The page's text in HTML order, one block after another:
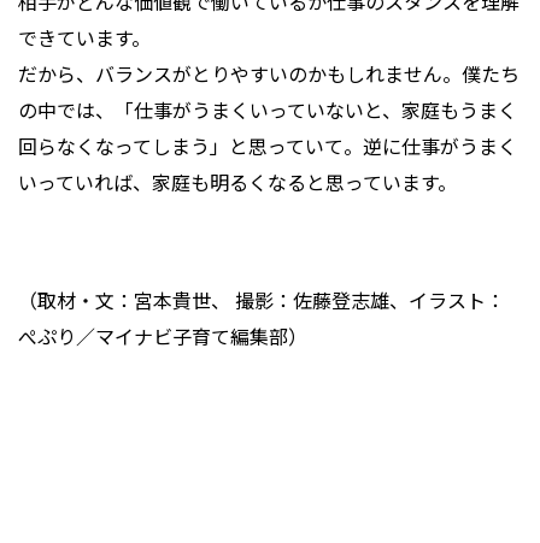
できています。
だから、バランスがとりやすいのかもしれません。僕たち
の中では、「仕事がうまくいっていないと、家庭もうまく
回らなくなってしまう」と思っていて。逆に仕事がうまく
いっていれば、家庭も明るくなると思っています。
（取材・文：宮本貴世、 撮影：佐藤登志雄、イラスト：
ぺぷり／マイナビ子育て編集部）